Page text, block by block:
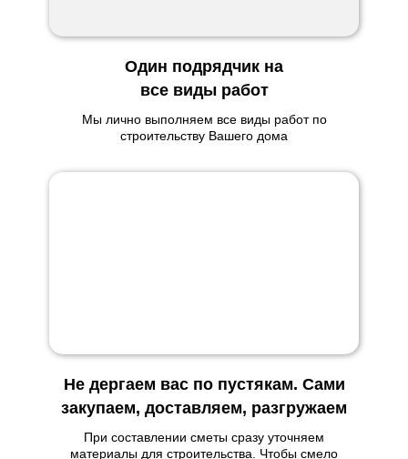
Один подрядчик на
все виды работ
Мы лично выполняем все виды работ по
строительству Вашего дома
Не дергаем вас по пустякам. Сами
закупаем, доставляем, разгружаем
При составлении сметы сразу уточняем
материалы для строительства. Чтобы смело